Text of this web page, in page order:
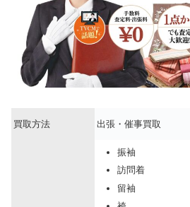
買取方法 出張・催事買取
振袖
訪問着
留袖